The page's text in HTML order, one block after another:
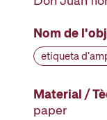
Nom de
etiqueta
Material /
paper